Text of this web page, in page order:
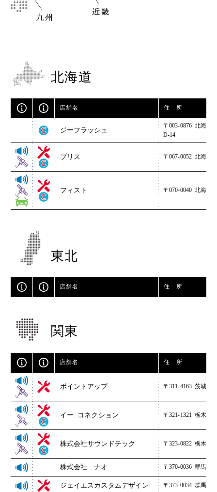
北海道
店舗名 住 所
ジーフラッシュ
〒003-0876 北海道
D-14
ブリス 〒067-0052 北海道
フィスト 〒070-0040 北海道
東北
店舗名 住 所
関東
店舗名 住 所
ポイントアップ 〒311-4163 茨城県
イー. コネクション 〒321-1321 栃木県
株式会社サウンドテック 〒323-0822 栃木県
株式会社 ナオ 〒370-0036 群馬県
ジェイエスカスタムデザイン 〒373-0034 群馬県